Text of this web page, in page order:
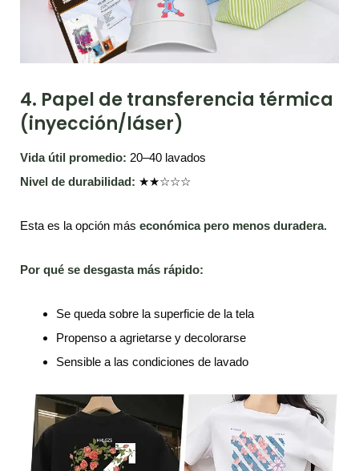
4. Papel de transferencia térmica
(inyección/láser)
Vida útil promedio: 20–40 lavados
Nivel de durabilidad: ★★☆☆☆
Esta es la opción más económica pero menos duradera.
Por qué se desgasta más rápido:
Se queda sobre la superficie de la tela
Propenso a agrietarse y decolorarse
Sensible a las condiciones de lavado